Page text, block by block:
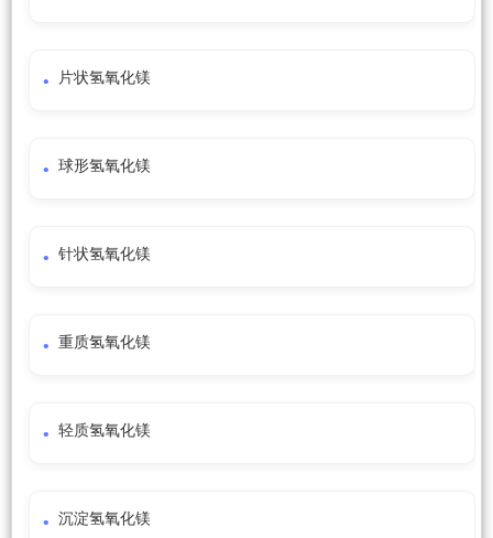
片状氢氧化镁
球形氢氧化镁
针状氢氧化镁
重质氢氧化镁
轻质氢氧化镁
沉淀氢氧化镁